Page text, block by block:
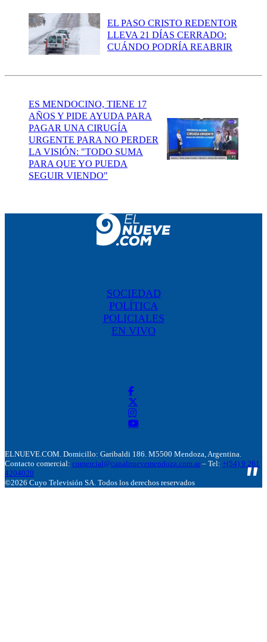
EL PASO CRISTO REDENTOR
LLEVA 21 DÍAS CERRADO:
CUÁNDO PODRÍA REABRIR
ES MENDOCINO, TIENE 17
AÑOS Y PIDE AYUDA PARA
PAGAR UNA CIRUGÍA
URGENTE PARA NO PERDER
LA VISIÓN: "TODO SUMA
PARA QUE YO PUEDA
SEGUIR VIENDO"
SOCIEDAD
POLÍTICA
POLICIALES
EN VIVO
ELNUEVE.COM. Domicillo: Garibaldi 186. M5500 Mendoza, Argentina.
Contacto comercial: comercial@canalnuevemendoza.com.ar – Tel: +(54) 9 261
4204020
©2026 Cuyo Televisión SA. Todos los derechos reservados